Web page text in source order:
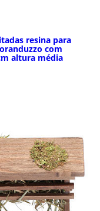
resina para
com
altura média